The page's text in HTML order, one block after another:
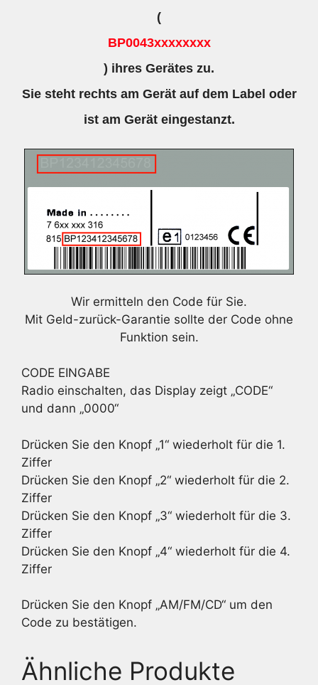
(
BP0043xxxxxxxx
) ihres Gerätes zu.
Sie steht rechts am Gerät auf dem Label oder
ist am Gerät eingestanzt.
Wir ermitteln den Code für Sie.
Mit Geld-zurück-Garantie sollte der Code ohne
Funktion sein.
CODE EINGABE
Radio einschalten, das Display zeigt „CODE“
und dann „0000“
Drücken Sie den Knopf „1“ wiederholt für die 1.
Ziffer
Drücken Sie den Knopf „2“ wiederholt für die 2.
Ziffer
Drücken Sie den Knopf „3“ wiederholt für die 3.
Ziffer
Drücken Sie den Knopf „4“ wiederholt für die 4.
Ziffer
Drücken Sie den Knopf „AM/FM/CD“ um den
Code zu bestätigen.
Ähnliche Produkte